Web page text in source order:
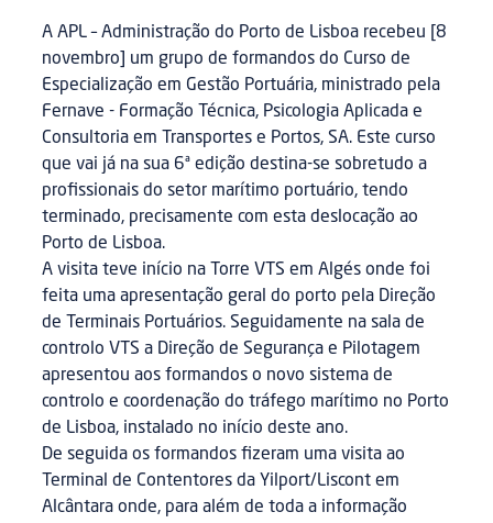
A APL – Administração do Porto de Lisboa recebeu [8
novembro] um grupo de formandos do Curso de
Especialização em Gestão Portuária, ministrado pela
Fernave - Formação Técnica, Psicologia Aplicada e
Consultoria em Transportes e Portos, SA. Este curso
que vai já na sua 6ª edição destina-se sobretudo a
profissionais do setor marítimo portuário, tendo
terminado, precisamente com esta deslocação ao
Porto de Lisboa.
A visita teve início na Torre VTS em Algés onde foi
feita uma apresentação geral do porto pela Direção
de Terminais Portuários. Seguidamente na sala de
controlo VTS a Direção de Segurança e Pilotagem
apresentou aos formandos o novo sistema de
controlo e coordenação do tráfego marítimo no Porto
de Lisboa, instalado no início deste ano.
De seguida os formandos fizeram uma visita ao
Terminal de Contentores da Yilport/Liscont em
Alcântara onde, para além de toda a informação